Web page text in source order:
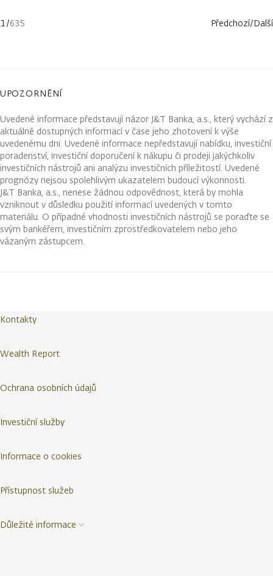
1/635 Předchozí/Další
UPOZORNĚNÍ
Uvedené informace představují názor J&T Banka, a.s., který vychází z
aktuálně dostupných informací v čase jeho zhotovení k výše
uvedenému dni. Uvedené informace nepředstavují nabídku, investiční
poradenství, investiční doporučení k nákupu či prodeji jakýchkoliv
investičních nástrojů ani analýzu investičních příležitostí. Uvedené
prognózy nejsou spolehlivým ukazatelem budoucí výkonnosti.
J&T Banka, a.s., nenese žádnou odpovědnost, která by mohla
vzniknout v důsledku použití informací uvedených v tomto
materiálu. O případné vhodnosti investičních nástrojů se poraďte se
svým bankéřem, investičním zprostředkovatelem nebo jeho
vázaným zástupcem.
Kontakty
Wealth Report
Ochrana osobních údajů
Investiční služby
Informace o cookies
Přístupnost služeb
Důležité informace